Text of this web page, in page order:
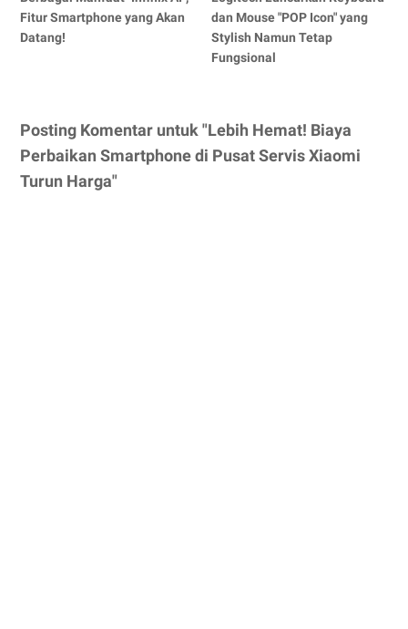
Fitur Smartphone yang Akan
Datang!
dan Mouse "POP Icon" yang
Stylish Namun Tetap
Fungsional
Posting Komentar untuk "Lebih Hemat! Biaya
Perbaikan Smartphone di Pusat Servis Xiaomi
Turun Harga"